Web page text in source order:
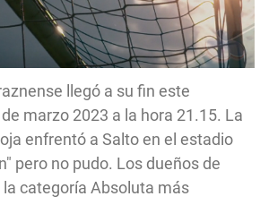
llegó a su fin este
marzo 2023 a la hora 21.15. La
enfrentó a Salto en el estadio
pero no pudo. Los dueños de
categoría Absoluta más